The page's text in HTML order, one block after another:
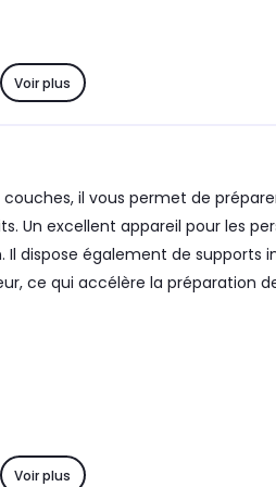
Voir plus
il vous permet de
excellent appareil pour les
dispose également de
ce qui accélère la préparation
Voir plus